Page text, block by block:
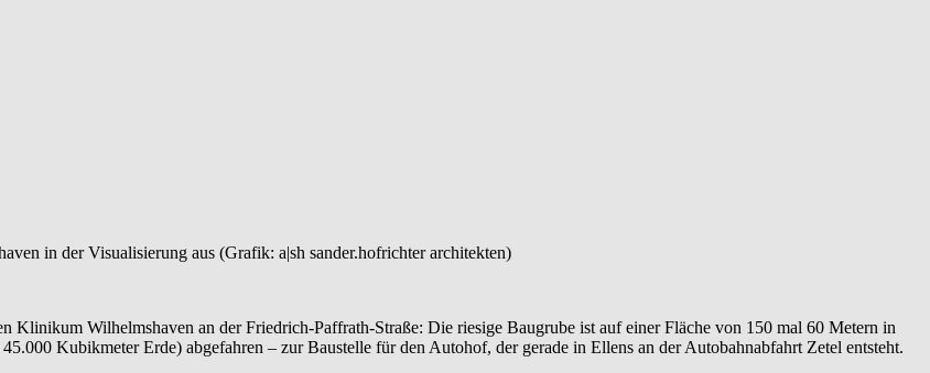
in der Visualisierung aus (Grafik: a|sh sander.hofrichter architekten)
Klinikum Wilhelmshaven an der Friedrich-Paffrath-Straße: Die riesige Baugrube ist auf einer Fläche von 150 mal 60 Metern in
Kubikmeter Erde) abgefahren – zur Baustelle für den Autohof, der gerade in Ellens an der Autobahnabfahrt Zetel entsteht.